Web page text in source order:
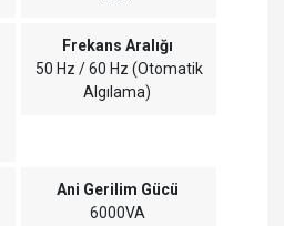
Frekans Aralığı
50 Hz / 60 Hz (Otomatik
Algılama)
Ani Gerilim Gücü
6000VA